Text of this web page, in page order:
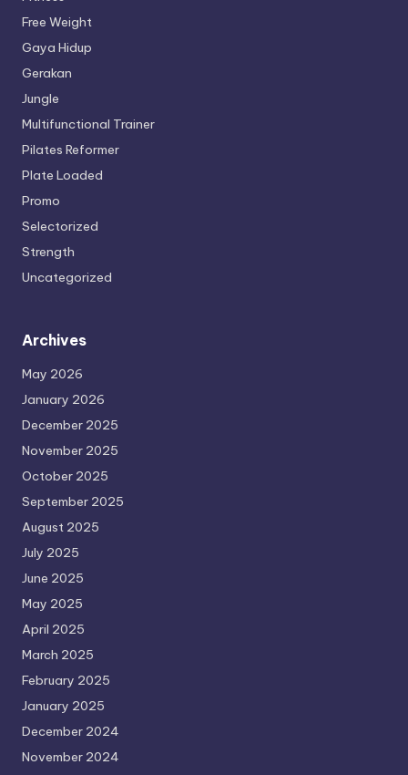
Free Weight
Gaya Hidup
Gerakan
Jungle
Multifunctional Trainer
Pilates Reformer
Plate Loaded
Promo
Selectorized
Strength
Uncategorized
Archives
May 2026
January 2026
December 2025
November 2025
October 2025
September 2025
August 2025
July 2025
June 2025
May 2025
April 2025
March 2025
February 2025
January 2025
December 2024
November 2024